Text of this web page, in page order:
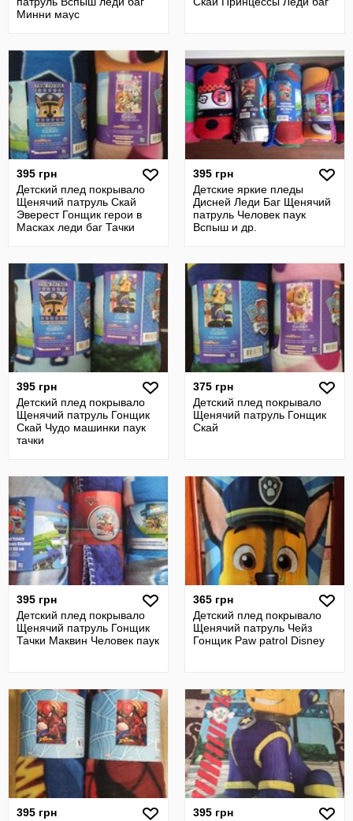
Минни маус
395 грн
Детский плед покрывало
Щенячий патруль Скай
Эверест Гонщик герои в
Масках леди баг Тачки
395 грн
Детские яркие пледы
Дисней Леди Баг Щенячий
патруль Человек паук
Вспыш и др.
395 грн
Детский плед покрывало
Щенячий патруль Гонщик
Скай Чудо машинки паук
тачки
375 грн
Детский плед покрывало
Щенячий патруль Гонщик
Скай
395 грн
Детский плед покрывало
Щенячий патруль Гонщик
Тачки Маквин Человек паук
365 грн
Детский плед покрывало
Щенячий патруль Чейз
Гонщик Paw patrol Disney
395 грн
395 грн